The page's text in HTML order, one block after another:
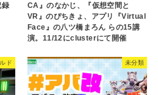
録
CA』のなかじ、『仮想空間と
VR』のぴちきょ、アプリ『Virtual
Face』の八ツ橋まろん らの15講
演。11/12にclusterにて開催
ド 未分類